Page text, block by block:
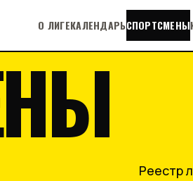
О ЛИГЕКАЛЕНДАРЬСПОРТСМЕНЫ
Реестр